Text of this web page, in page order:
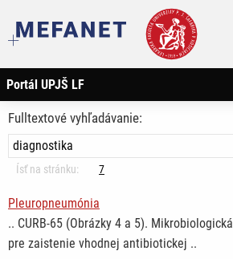
Portál UPJŠ LF
Fulltextové vyhľadávanie:
Ísť na stránku: 7
Pleuropneumónia
.. CURB-65 (Obrázky 4 a 5). Mikrobiologická
pre zaistenie vhodnej antibiotickej ..